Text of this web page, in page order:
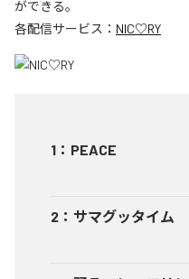
ができる。
各配信サービス： NIC♡RY
1 ： PEACE
2 ： サマグッタイム